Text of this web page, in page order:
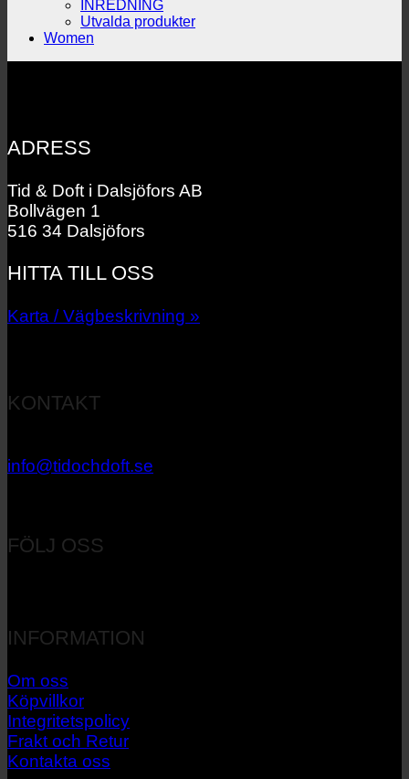
INREDNING
Utvalda produkter
Women
ADRESS
Tid & Doft i Dalsjöfors AB
Bollvägen 1
516 34 Dalsjöfors
HITTA TILL OSS
Karta / Vägbeskrivning »
KONTAKT
info@tidochdoft.se
FÖLJ OSS
INFORMATION
Om oss
Köpvillkor
Integritetspolicy
Frakt och Retur
Kontakta oss